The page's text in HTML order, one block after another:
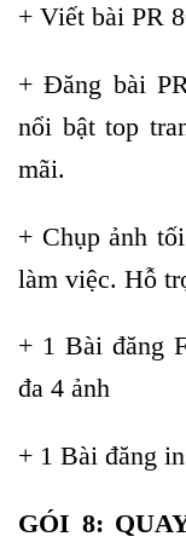
+ Viết bài PR
+ Đăng bài
nổi bật top
mãi.
+ Chụp ảnh
làm việc. Hỗ
+ 1 Bài đăng
đa 4 ảnh
+ 1 Bài đăng
GÓI 8: